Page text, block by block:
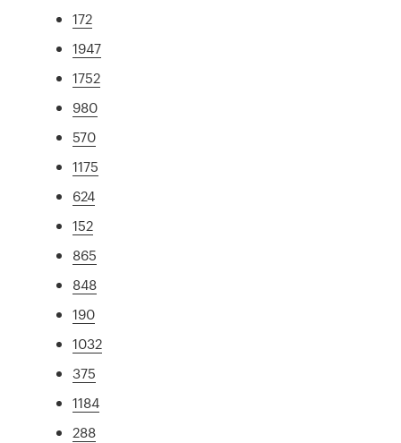
172
1947
1752
980
570
1175
624
152
865
848
190
1032
375
1184
288